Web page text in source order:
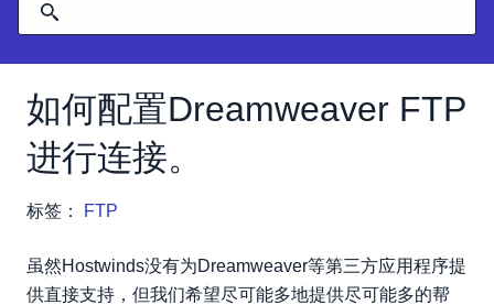
如何配置Dreamweaver FTP
进行连接。
标签： FTP
虽然Hostwinds没有为Dreamweaver等第三方应用程序提
供直接支持，但我们希望尽可能多地提供尽可能多的帮